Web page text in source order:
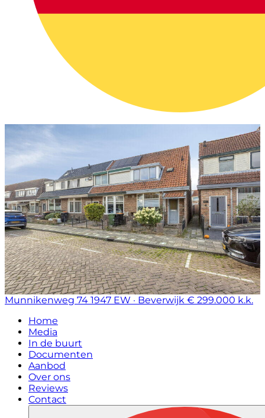
Munnikenweg 74 1947 EW · Beverwijk € 299.000 k.k.
Home
Media
In de buurt
Documenten
Aanbod
Over ons
Reviews
Contact